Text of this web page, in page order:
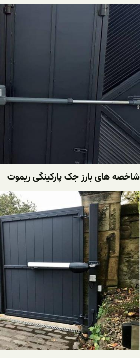
شاخصه های بارز جک پارکینگی ریموت